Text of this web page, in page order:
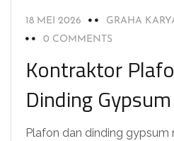
18 MEI 2026
GRAHA
0 COMMENTS
Kontraktor
Dinding Gypsum
Plafon dan dinding gypsum